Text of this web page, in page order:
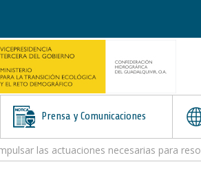
Prensa y Comunicaciones
las actuaciones necesarias para